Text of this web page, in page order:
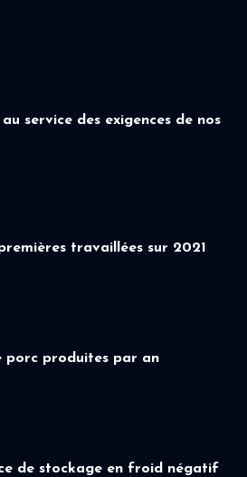
au service des exigences de nos
travaillées sur 2021
porc produites par an
de stockage en froid négatif